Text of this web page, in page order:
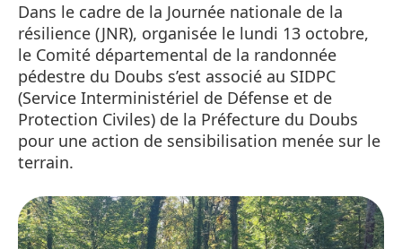
Dans le cadre de la Journée nationale de la
résilience (JNR), organisée le lundi 13 octobre,
le Comité départemental de la randonnée
pédestre du Doubs s’est associé au SIDPC
(Service Interministériel de Défense et de
Protection Civiles) de la Préfecture du Doubs
pour une action de sensibilisation menée sur le
terrain.